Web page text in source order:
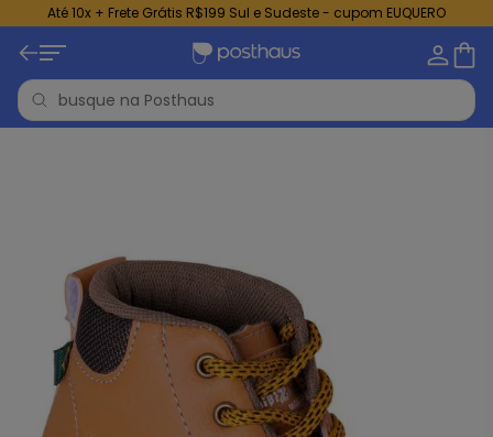
Até 10x + Frete Grátis R$199 Sul e Sudeste - cupom EUQUERO